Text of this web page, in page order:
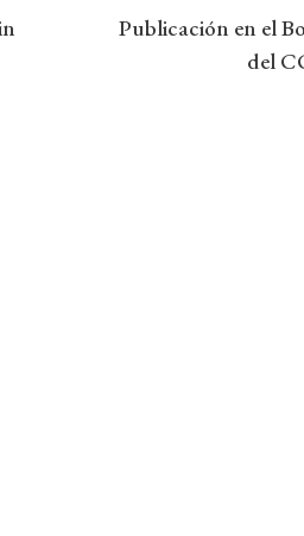
Publicación en el
del